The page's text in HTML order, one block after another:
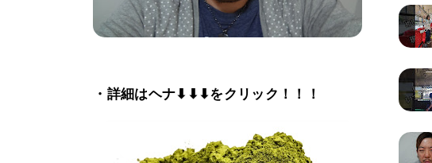
・詳細はヘナ⬇⬇⬇をクリック！！！